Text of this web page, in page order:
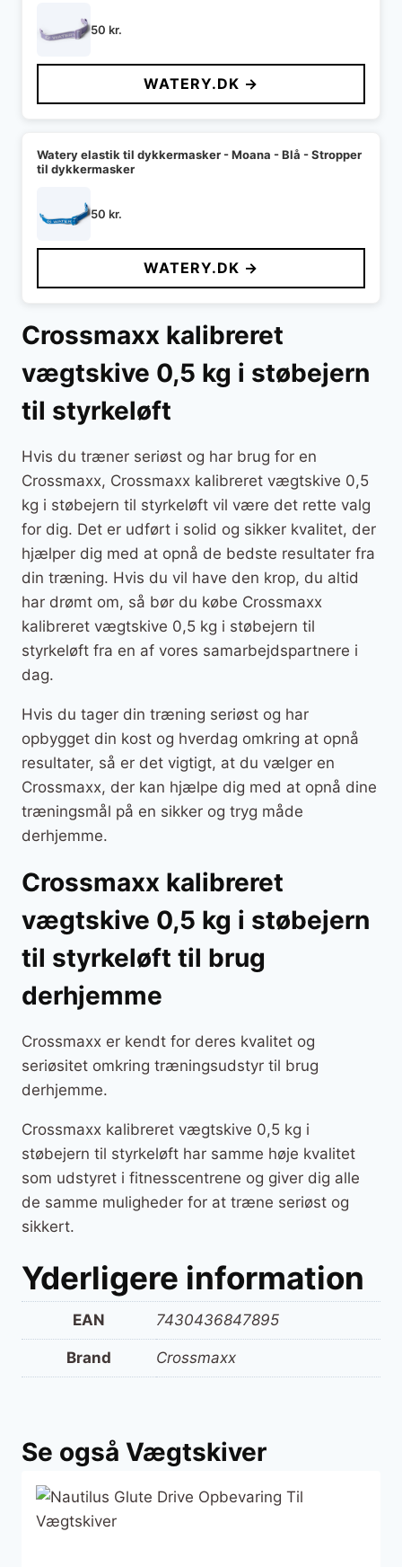
50 kr.
WATERY.DK →
Watery elastik til dykkermasker - Moana - Blå - Stropper
til dykkermasker
50 kr.
WATERY.DK →
Crossmaxx kalibreret
vægtskive 0,5 kg i støbejern
til styrkeløft
Hvis du træner seriøst og har brug for en
Crossmaxx, Crossmaxx kalibreret vægtskive 0,5
kg i støbejern til styrkeløft vil være det rette valg
for dig. Det er udført i solid og sikker kvalitet, der
hjælper dig med at opnå de bedste resultater fra
din træning. Hvis du vil have den krop, du altid
har drømt om, så bør du købe Crossmaxx
kalibreret vægtskive 0,5 kg i støbejern til
styrkeløft fra en af vores samarbejdspartnere i
dag.
Hvis du tager din træning seriøst og har
opbygget din kost og hverdag omkring at opnå
resultater, så er det vigtigt, at du vælger en
Crossmaxx, der kan hjælpe dig med at opnå dine
træningsmål på en sikker og tryg måde
derhjemme.
Crossmaxx kalibreret
vægtskive 0,5 kg i støbejern
til styrkeløft til brug
derhjemme
Crossmaxx er kendt for deres kvalitet og
seriøsitet omkring træningsudstyr til brug
derhjemme.
Crossmaxx kalibreret vægtskive 0,5 kg i
støbejern til styrkeløft har samme høje kvalitet
som udstyret i fitnesscentrene og giver dig alle
de samme muligheder for at træne seriøst og
sikkert.
Yderligere information
EAN 7430436847895
Brand Crossmaxx
Se også Vægtskiver